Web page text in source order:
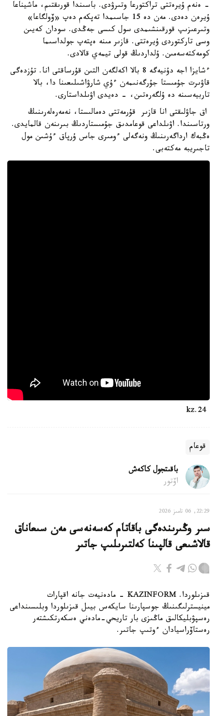
- ەنەم ۇيرەتتى تراكتورعا وتىرۋدى. باسىندا قورىقتىم، ماشيناعا
ۇيرەن دەدى. مەن دە 15 جاسىمدا تەپكەم دەپ «ۆولگاعا»
وتىرعىزىپ قورقىنشىمدى سول كىسى جەڭدى. سودان كەيىن
وسى تاركتوردى ۇيرەتتى. قازىر مىنە ەپتەپ جولداسىما
كومەكتەسەمىن. ۇلداردىڭ قولى تيمەي قالادى.
ءشايزا اجە دۇنيەگە 8 بالا اكەلگەن التىن قۇرساقتى انا. تۇزدەگى
قاۋىرت جۇمىستا جۇرگەنىمەن ءۇي شارۋاشىلىعىنا دا، بالا
تاربيەسىنە دە ۇلگەرەتىن، - دەيدى اۋىلداستارى.
اق جاۋلىقتى انا قازىر قۇرمەتتى دەمالىستا، نەمەرەلەرىنىڭ
ورتاسىندا. اۋىلداعى قوعامدىق جۇمىستاردىڭ بىرىنەن قالمايدى.
ەڭبەك ارداگەرىنىڭ ونەگەلى ءومىرى جاس ۇرپاق ءۇشىن مول
تاجىريبە مەكتەبى.
قوعام
باقىتجول كاكەش
اۆتور
22:29, 06 تامىز 2026
سىر وڭىرىندەگى باقاتام كەسەنەسى مەن سىعاناق
قالاشىعى قالپىنا كەلتىرىلىپ جاتىر
قىزىلوردا. KAZINFORM - مادەنيەت جانە اقپارات
مينيسترلىگىنىڭ جوسپارىنا سايكەس بيىل قىزىلوردا وبلىسىنداعى
رەسپۋبليكالىق ماڭىزى بار تاريحي-مادەني ەسكەرتكىشتەر
رەستاۆراسيادان ءوتىپ جاتىر.